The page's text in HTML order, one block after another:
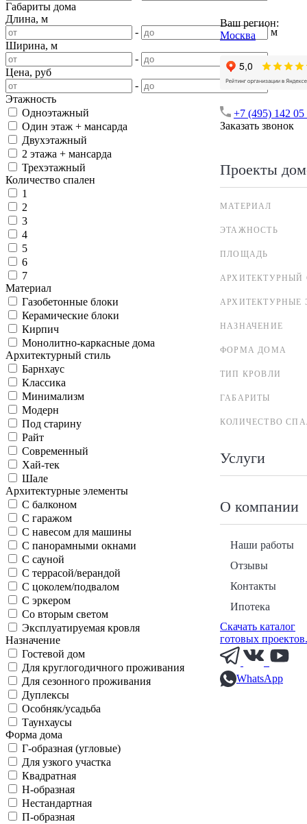
Ваш регион:
Москва
+7 (495) 142 05
Заказать звонок
Проекты
МАТЕРИАЛ
ЭТАЖНОСТЬ
ПЛОЩАДЬ
АРХИТЕКТУРНЫЙ
АРХИТЕКТУРНЫЕ
НАЗНАЧЕНИЕ
ФОРМА ДОМА
ТИП КРОВЛИ
ГАБАРИТЫ
КОЛИЧЕСТВО
Услуги
О компании
Наши работы
Отзывы
Контакты
Ипотека
Скачать каталог
готовых
WhatsApp
Габариты дома
Длина, м
-
м
Ширина, м
-
Цена, руб
-
Этажность
Одноэтажный
Один этаж + мансарда
Двухэтажный
2 этажа + мансарда
Трехэтажный
Количество спален
1
2
3
4
5
6
7
Материал
Газобетонные блоки
Керамические блоки
Кирпич
Монолитно-каркасные дома
Архитектурный стиль
Барнхаус
Классика
Минимализм
Модерн
Под старину
Райт
Современный
Хай-тек
Шале
Архитектурные элементы
С балконом
С гаражом
С навесом для машины
С панорамными окнами
С сауной
С террасой/верандой
С цоколем/подвалом
С эркером
Со вторым светом
Эксплуатируемая кровля
Назначение
Гостевой дом
Для круглогодичного проживания
Для сезонного проживания
Дуплексы
Особняк/усадьба
Таунхаусы
Форма дома
Г-образная (угловые)
Для узкого участка
Квадратная
Н-образная
Нестандартная
П-образная